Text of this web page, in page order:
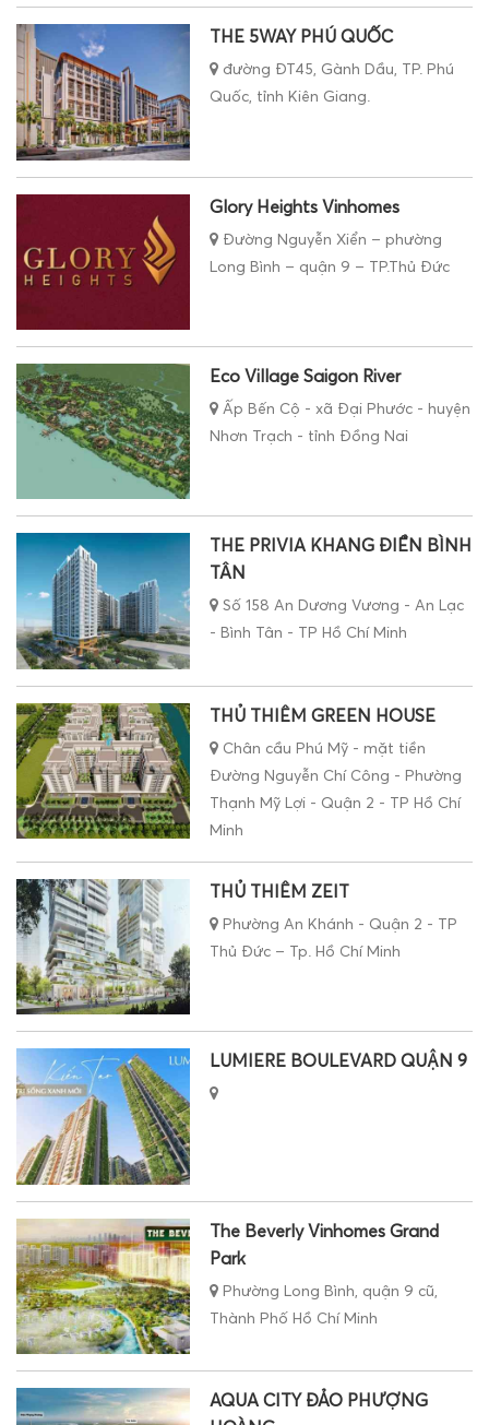
THE 5WAY PHÚ QUỐC
đường ĐT45, Gành Dầu, TP. Phú
Quốc, tỉnh Kiên Giang.
Glory Heights Vinhomes
Đường Nguyễn Xiển – phường
Long Bình – quận 9 – TP.Thủ Đức
Eco Village Saigon River
Ấp Bến Cộ - xã Đại Phước - huyện
Nhơn Trạch - tỉnh Đồng Nai
THE PRIVIA KHANG ĐIỀN BÌNH
TÂN
Số 158 An Dương Vương - An Lạc
- Bình Tân - TP Hồ Chí Minh
THỦ THIÊM GREEN HOUSE
Chân cầu Phú Mỹ - mặt tiền
Đường Nguyễn Chí Công - Phường
Thạnh Mỹ Lợi - Quận 2 - TP Hồ Chí
Minh
THỦ THIÊM ZEIT
Phường An Khánh - Quận 2 - TP
Thủ Đức – Tp. Hồ Chí Minh
LUMIERE BOULEVARD QUẬN 9
The Beverly Vinhomes Grand
Park
Phường Long Bình, quận 9 cũ,
Thành Phố Hồ Chí Minh
AQUA CITY ĐẢO PHƯỢNG